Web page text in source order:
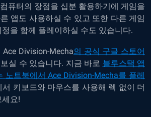
퓨터의 장점을 십분 활용하기에 게임을
앱도 사용하실 수 있고 또한 다른 게임
을 함께 플레이하실 수도 있습니다.
Ace Division-Mecha의 공식 구글 스토어
실 수 있습니다. 지금 바로 블루스택 앱
노트북에서 Ace Division-Mecha를 플레
키보드와 마우스를 사용해 렉 없이 더
요!